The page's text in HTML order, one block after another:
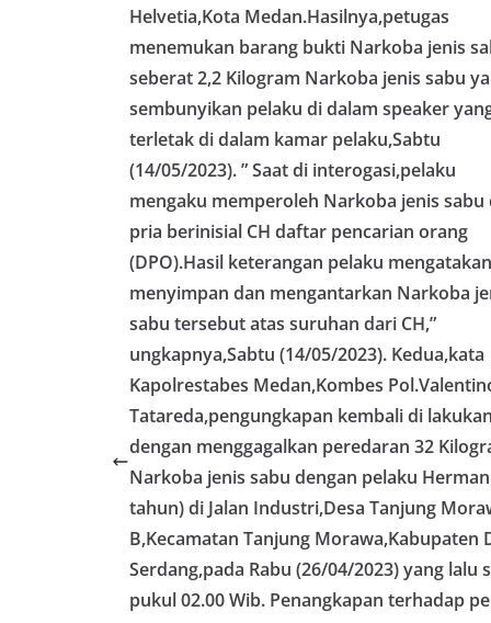
warga akan
dan kekompakan
menyambut
Republik
terus
wilayah
menciptakan
sekaligus
dalam
Kelurahan
Putih Jelang HUT
— Dalam rangka
Kemerdekaan
Suraukur,
System (DDS)
(05/08/
09.00 WIB
di beberapa
kegiatan ini,
secara langsung
silaturahmi
kamtibmas.
yang sebagian
Helvetia,Kota Medan.Hasilnya,petugas
menemukan barang bukti Narkoba jenis
seberat 2,2 Kilogram Narkoba jenis sabu
sembunyikan pelaku di dalam speaker
terletak di dalam kamar pelaku,Sabtu
(14/05/2023). ” Saat di interogasi,pelaku
mengaku memperoleh Narkoba jenis sabu
pria berinisial CH daftar pencarian orang
(DPO).Hasil keterangan pelaku
menyimpan dan mengantarkan Narkoba
sabu tersebut atas suruhan dari CH,”
ungkapnya,Sabtu (14/05/2023). Kedua,kata
Kapolrestabes Medan,Kombes
Tatareda,pengungkapan kembali di lakukan
dengan menggagalkan peredaran 32
Narkoba jenis sabu dengan pelaku
tahun) di Jalan Industri,Desa Tanjung
B,Kecamatan Tanjung Morawa,Kabupaten
Serdang,pada Rabu (26/04/2023) yang lalu
pukul 02.00 Wib. Penangkapan terhadap